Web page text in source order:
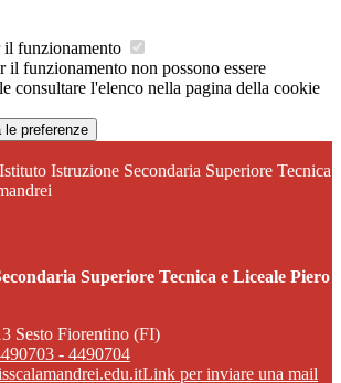
il funzionamento
il funzionamento non possono essere
consultare l'elenco nella pagina della cookie
le preferenze
Istituto Istruzione Secondaria Superiore Tecnica
Superiore Tecnica e Liceale Piero
Sesto Fiorentino (FI)
- 4490704
Link per inviare una mail